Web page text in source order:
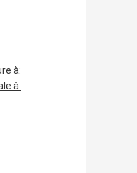
à:
à: